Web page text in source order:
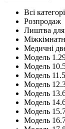
Всі
Розпродаж
Лиштва для
Медичні
Модель
Модель
Модель 11.5
Модель
Модель
Модель
Модель
Модель